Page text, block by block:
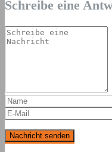
Schreibe eine